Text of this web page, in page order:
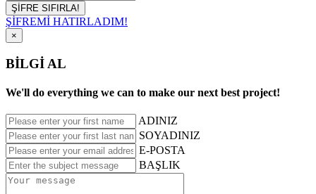
ŞİFREMİ HATIRLADIM!
×
BİLGİ AL
We'll do everything we can to make our next best project!
ADINIZ
SOYADINIZ
E-POSTA
BAŞLIK